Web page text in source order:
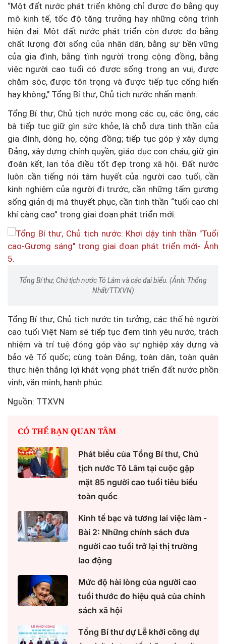
“Một đất nước phát triển không chỉ được đo bằng quy
mô kinh tế, tốc độ tăng trưởng hay những công trình
hiện đại. Một đất nước phát triển còn được đo bằng
chất lượng đời sống của nhân dân, bằng sự bền vững
của gia đình, bằng tình người trong cộng đồng, bằng
việc người cao tuổi có được sống trong an vui, được
chăm sóc, được tôn trọng và được tiếp tục cống hiến
hay không," Tổng Bí thư, Chủ tịch nước nhấn mạnh.
Tổng Bí thư, Chủ tịch nước mong các cụ, các ông, các
bà tiếp tục giữ gìn sức khỏe, là chỗ dựa tinh thần của
gia đình, dòng họ, cộng đồng; tiếp tục góp ý xây dựng
Đảng, xây dựng chính quyền; giáo dục con cháu, giữ gìn
đoàn kết, lan tỏa điều tốt đẹp trong xã hội. Đất nước
luôn cần tiếng nói tâm huyết của người cao tuổi, cần
kinh nghiệm của người đi trước, cần những tấm gương
sống giản dị mà thuyết phục, cần tinh thần “tuổi cao chí
khí càng cao” trong giai đoạn phát triển mới.
Tổng Bí thư, Chủ tịch nước Tô Lâm và các đại biểu. (Ảnh: Thống
Nhất/TTXVN)
Tổng Bí thư, Chủ tịch nước tin tưởng, các thế hệ người
cao tuổi Việt Nam sẽ tiếp tục đem tình yêu nước, trách
nhiệm và trí tuệ đóng góp vào sự nghiệp xây dựng và
bảo vệ Tổ quốc; cùng toàn Đảng, toàn dân, toàn quân
thực hiện thắng lợi khát vọng phát triển đất nước phồn
vinh, văn minh, hạnh phúc.
Nguồn: TTXVN
CÓ THỂ BẠN QUAN TÂM
Phát biểu của Tổng Bí thư, Chủ
tịch nước Tô Lâm tại cuộc gặp
mặt 85 người cao tuổi tiêu biểu
toàn quốc
Kinh tế bạc và tương lai việc làm -
Bài 2: Những chính sách đưa
người cao tuổi trở lại thị trường
lao động
Mức độ hài lòng của người cao
tuổi thước đo hiệu quả của chính
sách xã hội
Tổng Bí thư dự Lễ khởi công dự